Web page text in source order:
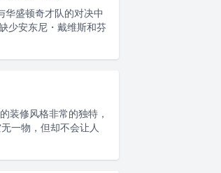
华盛顿奇才队的对决中
少安东尼・戴维斯和芬
装修风格非常的独特，
一物，但却不会让人